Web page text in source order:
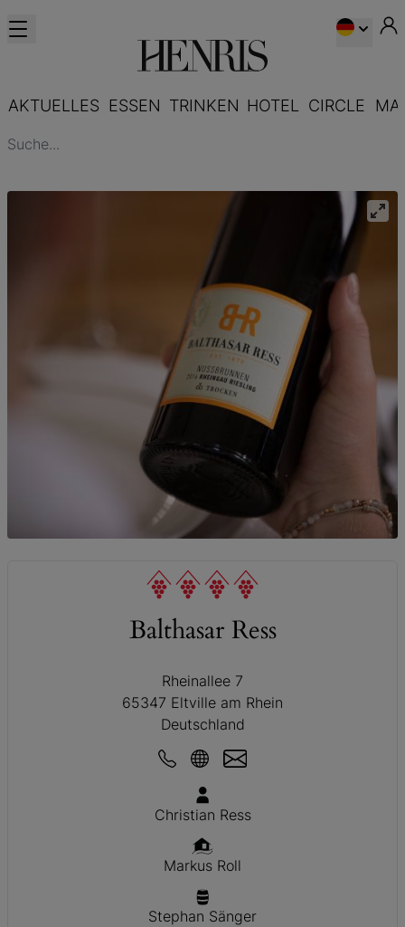
AKTUELLES ESSEN TRINKEN HOTEL CIRCLE
Balthasar Ress
Rheinallee 7
65347 Eltville am Rhein
Deutschland
Christian Ress
Markus Roll
Stephan Sänger